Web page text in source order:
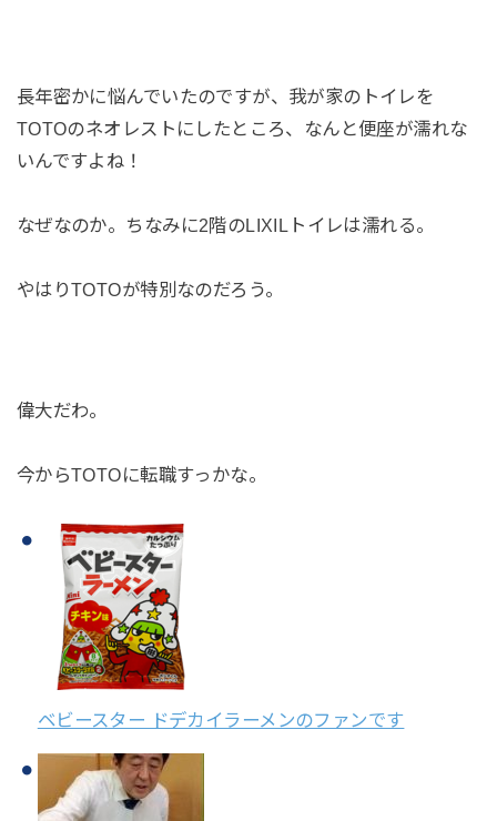
長年密かに悩んでいたのですが、我が家のトイレを
TOTOのネオレストにしたところ、なんと便座が濡れな
いんですよね！
なぜなのか。ちなみに2階のLIXILトイレは濡れる。
やはりTOTOが特別なのだろう。
偉大だわ。
今からTOTOに転職すっかな。
ベビースター ドデカイラーメンのファンです